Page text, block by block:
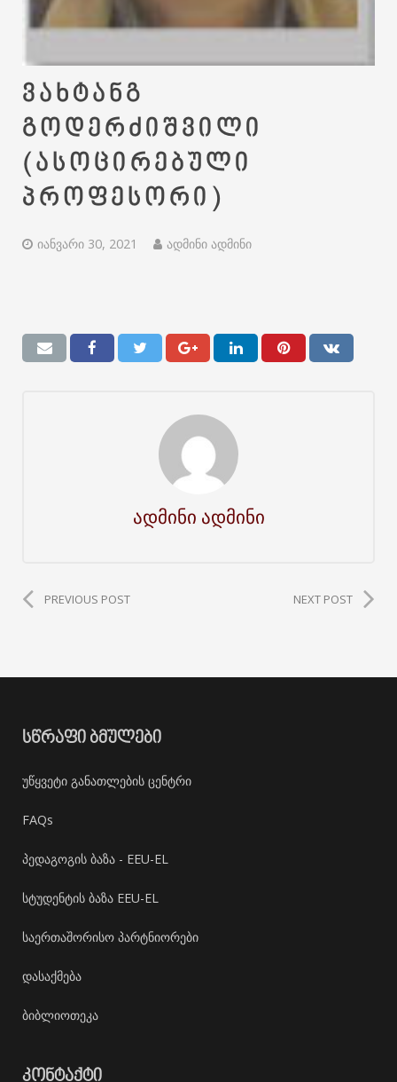
ვახტანგ
გოდერძიშვილი
(ასოცირებული
პროფესორი)
იანვარი 30, 2021 ადმინი ადმინი
ადმინი ადმინი
PREVIOUS POST NEXT POST
ᲡᲬᲠᲐᲤᲘ ᲑᲛᲣᲚᲔᲑᲘ
უწყვეტი განათლების ცენტრი
FAQs
პედაგოგის ბაზა - EEU-EL
სტუდენტის ბაზა EEU-EL
საერთაშორისო პარტნიორები
დასაქმება
ბიბლიოთეკა
ᲙᲝᲜᲢᲐᲥᲢᲘ